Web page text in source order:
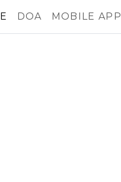
DOA MOBILE APP